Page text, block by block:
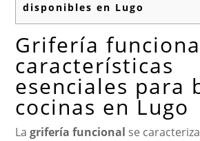
disponibles en Lugo
Grifería
características
esenciales para
cocinas en Lugo
Lagrifería funcional se